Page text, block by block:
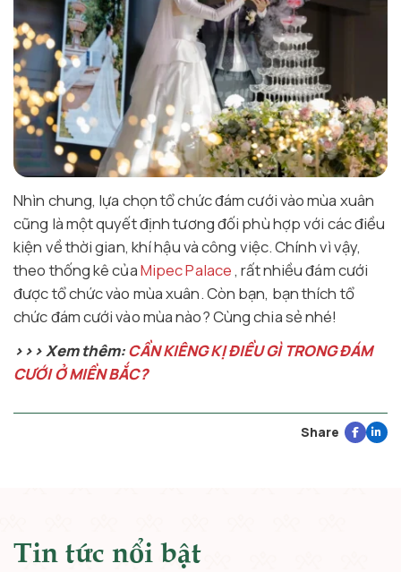
Nhìn chung, lựa chọn tổ chức đám cưới vào mùa xuân
cũng là một quyết định tương đối phù hợp với các điều
kiện về thời gian, khí hậu và công việc. Chính vì vậy,
theo thống kê củaMipec Palace, rất nhiều đám cưới
được tổ chức vào mùa xuân. Còn bạn, bạn thích tổ
chức đám cưới vào mùa nào? Cùng chia sẻ nhé!
>>> Xem thêm:CẦN KIÊNG KỊ ĐIỀU GÌ TRONG ĐÁM
CƯỚI Ở MIỀN BẮC?
Share
Tin tức nổi bật